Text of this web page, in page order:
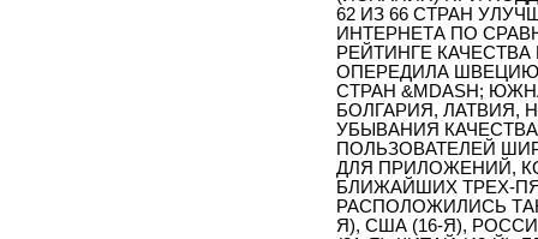
62 ИЗ 66 СТРАН
ИНТЕРНЕТА ПО
РЕЙТИНГЕ
ОПЕРЕДИЛА
СТРАН &MDASH;
БОЛГАРИЯ, ЛАТВИЯ,
УБЫВАНИЯ
ПОЛЬЗОВАТЕЛЕЙ
ДЛЯ ПРИЛОЖЕНИЙ,
БЛИЖАЙШИХ ТРЕХ-
РАСПОЛОЖИЛИСЬ
Я), США (16-Я),